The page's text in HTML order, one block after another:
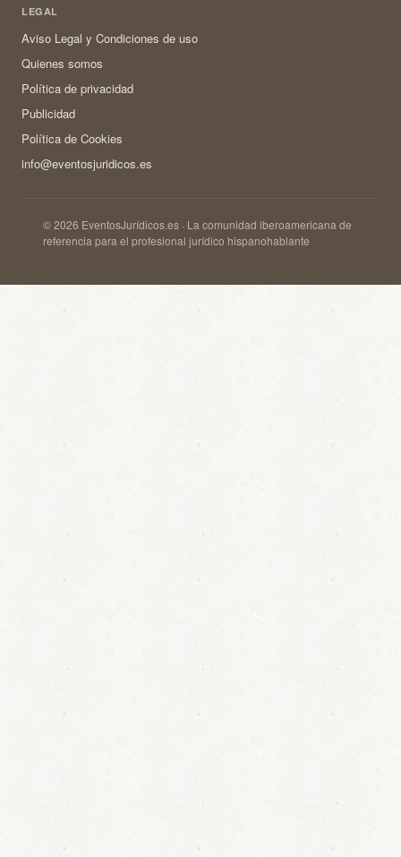
LEGAL
Aviso Legal y Condiciones de uso
Quienes somos
Política de privacidad
Publicidad
Política de Cookies
info@eventosjuridicos.es
© 2026 EventosJurídicos.es · La comunidad iberoamericana de
referencia para el profesional jurídico hispanohablante